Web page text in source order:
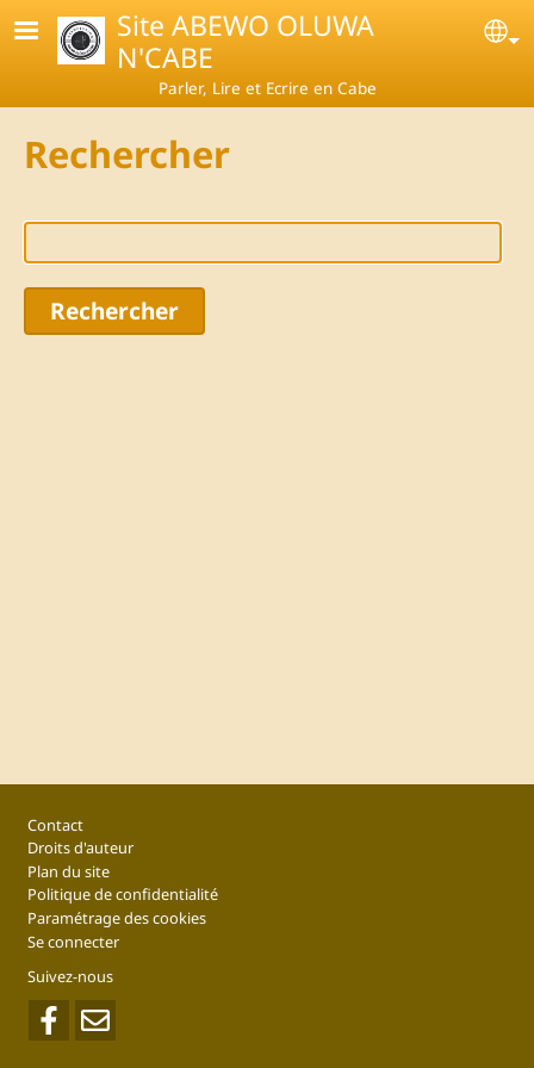
Skip to main contentSite ABEWO OLUWA
N'CABE
Parler, Lire et Ecrire en Cabe
Rechercher
Footer
Contact
Droits d'auteur
Plan du site
Politique de confidentialité
Paramétrage des cookies
Se connecter
Suivez-nous